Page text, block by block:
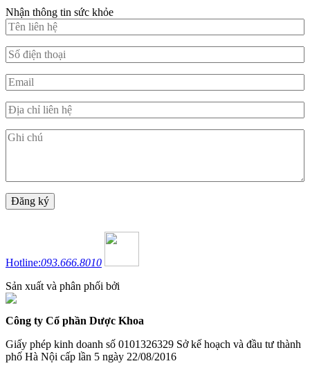
Nhận thông tin sức khỏe
Hotline:093.666.8010
Sản xuất và phân phối bởi
Công ty Cổ phần Dược Khoa
Giấy phép kinh doanh số 0101326329 Sở kế hoạch và đầu tư thành
phố Hà Nội cấp lần 5 ngày 22/08/2016